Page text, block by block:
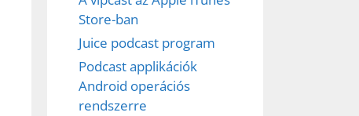
Store-ban
Juice podcast program
Podcast applikációk
Android operációs
rendszerre